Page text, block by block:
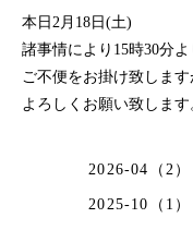
本日2月18日(土)
諸事情により15時30分よ
ご不便をお掛け致します
よろしくお願い致します
2026-04（2）
2025-10（1）